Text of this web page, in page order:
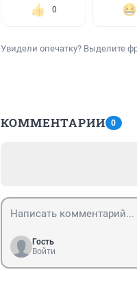
0
Увидели опечатку? Выделите
КОММЕНТАРИИ 0
Гость
Войти